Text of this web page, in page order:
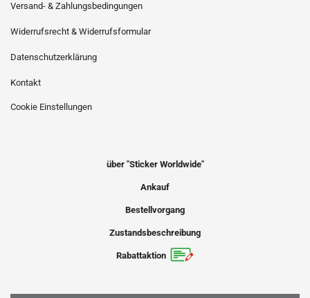
Versand- & Zahlungsbedingungen
Widerrufsrecht & Widerrufsformular
Datenschutzerklärung
Kontakt
Cookie Einstellungen
über "Sticker Worldwide"
Ankauf
Bestellvorgang
Zustandsbeschreibung
Rabattaktion